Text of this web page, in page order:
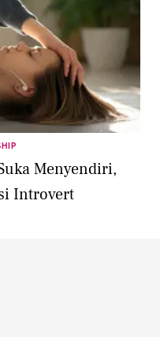
Menyendiri,
Introvert